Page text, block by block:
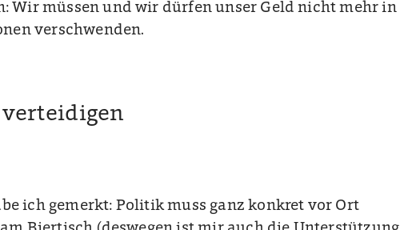
Wir müssen und wir dürfen unser Geld nicht mehr in
verschwenden.
ich gemerkt: Politik muss ganz konkret vor Ort